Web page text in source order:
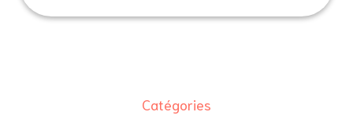
Catégories